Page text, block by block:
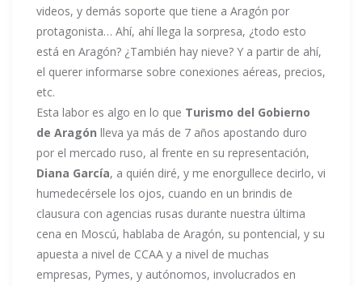
videos, y demás soporte que tiene a Aragón por
protagonista… Ahí, ahí llega la sorpresa, ¿todo esto
está en Aragón? ¿También hay nieve? Y a partir de ahí,
el querer informarse sobre conexiones aéreas, precios,
etc.
Esta labor es algo en lo que Turismo del Gobierno
de Aragón lleva ya más de 7 años apostando duro
por el mercado ruso, al frente en su representación,
Diana García, a quién diré, y me enorgullece decirlo, vi
humedecérsele los ojos, cuando en un brindis de
clausura con agencias rusas durante nuestra última
cena en Moscú, hablaba de Aragón, su pontencial, y su
apuesta a nivel de CCAA y a nivel de muchas
empresas, Pymes, y autónomos, involucrados en